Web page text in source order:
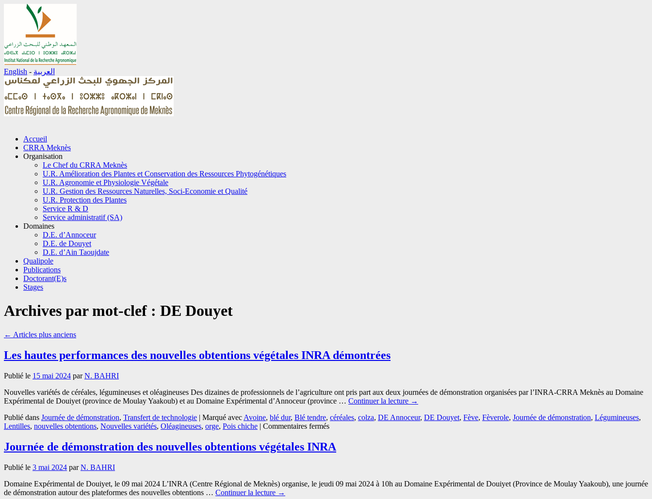
English - العربية
Aller
contenu
Accueil
CRRA Meknès
Organisation
Le Chef du CRRA Meknès
U.R. Amélioration des Plantes et Conservation des Ressources Phytogénétiques
U.R. Agronomie et Physiologie Végétale
U.R. Gestion des Ressources Naturelles, Soci-Economie et Qualité
U.R. Protection des Plantes
Service R & D
Service administratif (SA)
Domaines
D.E. d’Annoceur
D.E. de Douyet
D.E. d’Ain Taoujdate
Qualipole
Publications
Doctorant(E)s
Stages
Archives par mot-clef : DE Douyet
← Articles plus anciens
Les hautes performances des nouvelles obtentions végétales INRA démontrées
Publié le 15 mai 2024 par N. BAHRI
Nouvelles variétés de céréales, légumineuses et oléagineuses Des dizaines de professionnels de l’agriculture ont pris part aux deux journées de démonstration organisées par l’INRA-CRRA Meknès au Domaine
Expérimental de Douiyet (province de Moulay Yaakoub) et au Domaine Expérimental d’Annoceur (province … Continuer la lecture →
Publié dans Journée de démonstration, Transfert de technologie | Marqué avec Avoine, blé dur, Blé tendre, céréales, colza, DE Annoceur, DE Douyet, Fève, Fèverole, Journée de démonstration, Légumineuses,
Lentilles, nouvelles obtentions, Nouvelles variétés, Oléagineuses, orge, Pois chiche | Commentaires ferméssur
hautes
performances
végétales
Journée de démonstration des nouvelles obtentions végétales INRA
Publié le 3 mai 2024 par N. BAHRI
Domaine Expérimental de Douiyet, le 09 mai 2024 L’INRA (Centre Régional de Meknès) organise, le jeudi 09 mai 2024 à 10h au Domaine Expérimental de Douiyet (Province de Moulay Yaakoub), une journée
de démonstration autour des plateformes des nouvelles obtentions … Continuer la lecture →